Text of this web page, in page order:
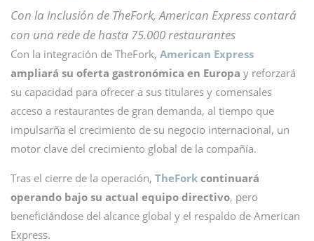
Con la inclusión de TheFork, American Express contará
con una rede de hasta 75.000 restaurantes
Con la integración de TheFork, American Express
ampliará su oferta gastronómica en Europa y reforzará
su capacidad para ofrecer a sus titulares y comensales
acceso a restaurantes de gran demanda, al tiempo que
impulsarña el crecimiento de su negocio internacional, un
motor clave del crecimiento global de la compañía.
Tras el cierre de la operación, TheFork continuará
operando bajo su actual equipo directivo, pero
beneficiándose del alcance global y el respaldo de American
Express.